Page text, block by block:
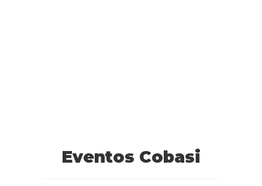
Eventos Cobasi